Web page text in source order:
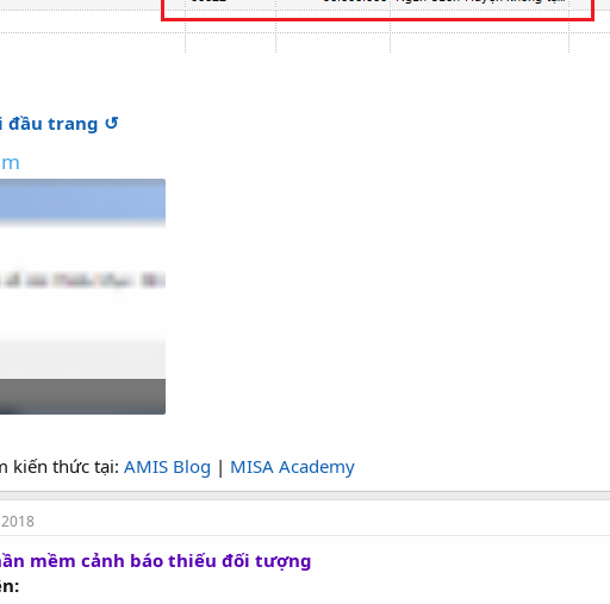
đầu trang ↺
kiến thức tại: AMIS Blog | MISA Academy
mềm cảnh báo thiếu đối tượng